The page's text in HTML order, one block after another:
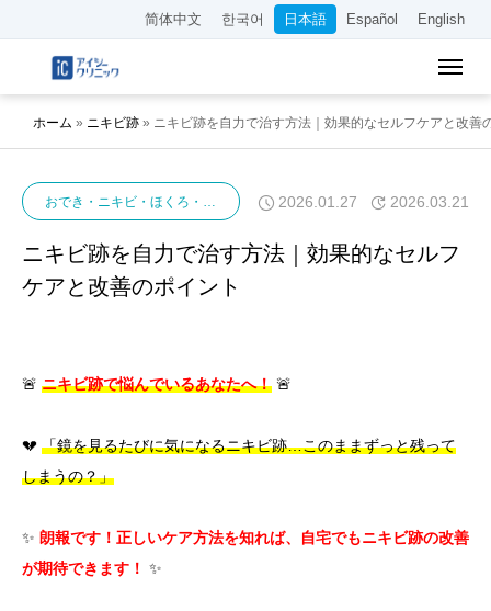
简体中文 한국어 日本語 Español English
ホーム » ニキビ跡 » ニキビ跡を自力で治す方法｜効果的なセルフケアと改善
おでき・ニキビ・ほくろ・イボ ニキビ ニキビ跡
2026.01.27 2026.03.21
ニキビ跡を自力で治す方法｜効果的なセルフ
ケアと改善のポイント
🚨 ニキビ跡で悩んでいるあなたへ！ 🚨
💔 「鏡を見るたびに気になるニキビ跡…このままずっと残って
しまうの？」
✨ 朗報です！正しいケア方法を知れば、自宅でもニキビ跡の改善
が期待できます！ ✨